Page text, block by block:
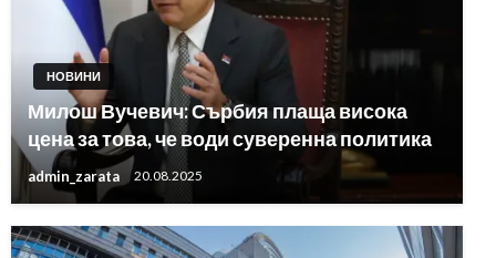
НОВИНИ
Милош Вучевич: Сърбия плаща висока
цена за това, че води суверенна политика
admin_zarata 20.08.2025